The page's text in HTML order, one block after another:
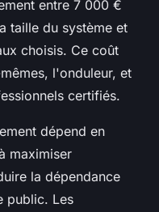
entre 7 000 €
taille du système et
choisis. Ce coût
l'onduleur, et
certifiés.
dépend en
maximiser
la dépendance
public. Les